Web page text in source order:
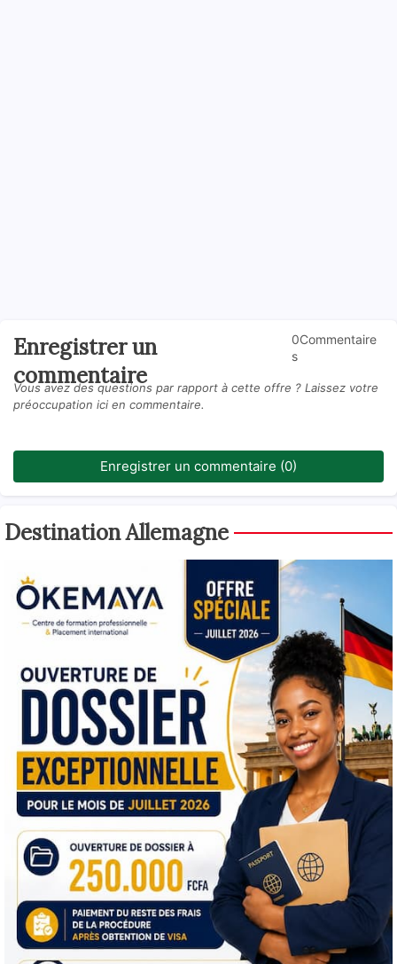
Enregistrer un
commentaire
0Commentaire
s
Vous avez des questions par rapport à cette offre ? Laissez votre
préoccupation ici en commentaire.
Enregistrer un commentaire (0)
Destination Allemagne